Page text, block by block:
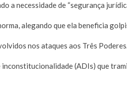
a necessidade de “segurança
alegando que ela beneficia
nos ataques aos Três
(ADIs) que